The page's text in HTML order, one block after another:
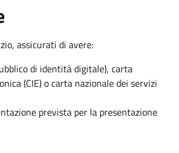
assicurati di avere:
di identità digitale), carta
(CIE) o carta nazionale dei servizi
prevista per la presentazione